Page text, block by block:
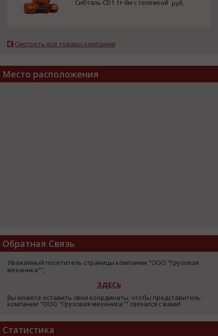
Сибталь CD1 1т-6м с тележкой руб.
Смотреть все товары компании
Место расположения
Обратная Связь
Уважаемый посетитель страницы компании "ООО "Грузовая
механика"",
ЗДЕСЬ
Вы можете оставить свои координаты, чтобы представитель
компании "ООО "Грузовая механика"" связался с вами!
Статистика